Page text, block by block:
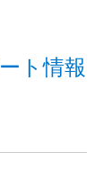
ト情報